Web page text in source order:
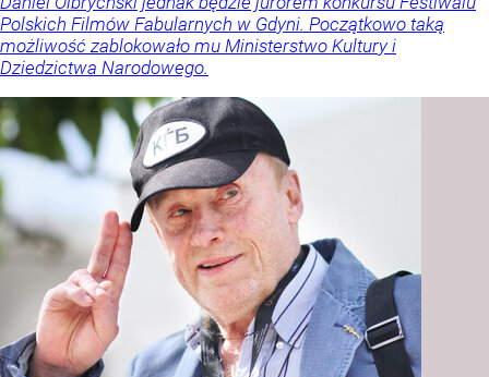
Polskich Filmów Fabularnych w Gdyni. Początkowo taką
możliwość zablokowało mu Ministerstwo Kultury i
Dziedzictwa Narodowego.